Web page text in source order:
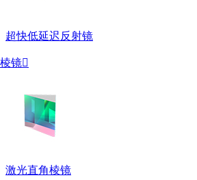
超快低延迟反射镜
镜
激光直角棱镜